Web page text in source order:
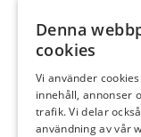
Logga In
Denna
cookies
Vi använder
innehåll, annonser
trafik. Vi delar
användning av vår